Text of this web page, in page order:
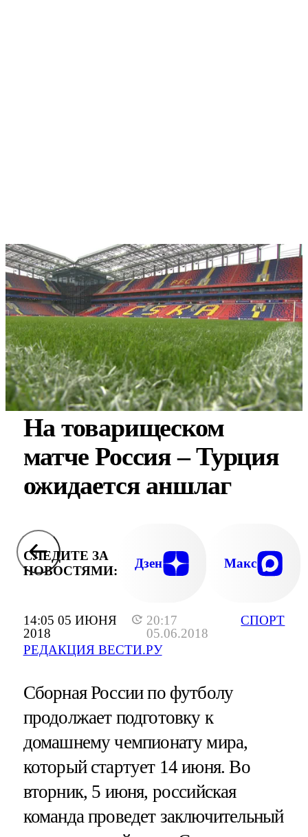
14:05 05 ИЮНЯ
2018
20:17
05.06.2018
РЕДАКЦИЯ ВЕСТИ.РУ
СПОРТ
На товарищеском
матче Россия – Турция
ожидается аншлаг
СЛЕДИТЕ ЗА
НОВОСТЯМИ:
Дзен Макс
Сборная России по футболу
продолжает подготовку к
домашнему чемпионату мира,
который стартует 14 июня. Во
вторник, 5 июня, российская
команда проведет заключительный